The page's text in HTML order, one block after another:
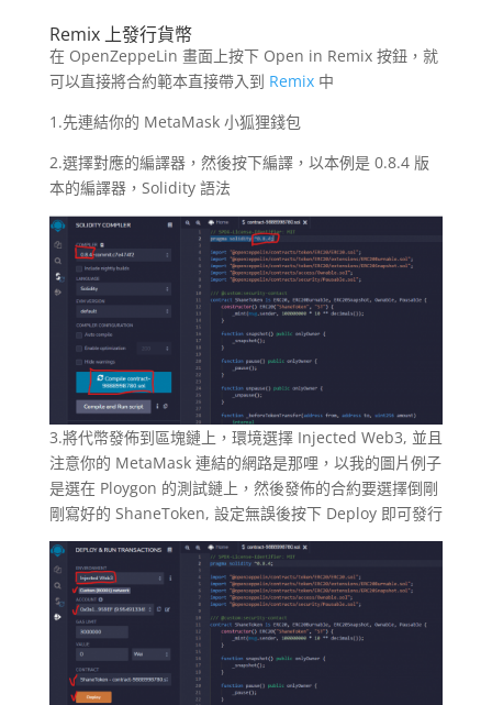
Remix 上發行貨幣
在 OpenZeppeLin 畫面上按下 Open in Remix 按鈕，就
可以直接將合約範本直接帶入到 Remix 中
1.先連結你的 MetaMask 小狐狸錢包
2.選擇對應的編譯器，然後按下編譯，以本例是 0.8.4 版
本的編譯器，Solidity 語法
3.將代幣發佈到區塊鏈上，環境選擇 Injected Web3, 並且
注意你的 MetaMask 連結的網路是那哩，以我的圖片例子
是選在 Ploygon 的測試鏈上，然後發佈的合約要選擇倒剛
剛寫好的 ShaneToken, 設定無誤後按下 Deploy 即可發行